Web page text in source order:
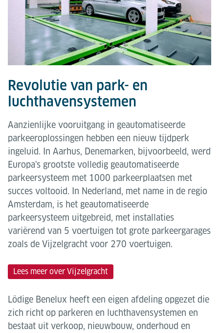
Revolutie van park- en
luchthavensystemen
Aanzienlijke vooruitgang in geautomatiseerde
parkeeroplossingen hebben een nieuw tijdperk
ingeluid. In Aarhus, Denemarken, bijvoorbeeld, werd
Europa's grootste volledig geautomatiseerde
parkeersysteem met 1000 parkeerplaatsen met
succes voltooid. In Nederland, met name in de regio
Amsterdam, is het geautomatiseerde
parkeersysteem uitgebreid, met installaties
variërend van 5 voertuigen tot grote parkeergarages
zoals de Vijzelgracht voor 270 voertuigen.
Lees meer over Vijzelgracht
Lödige Benelux heeft een eigen afdeling opgezet die
zich richt op parkeren en luchthavensystemen en
bestaat uit verkoop, nieuwbouw, onderhoud en